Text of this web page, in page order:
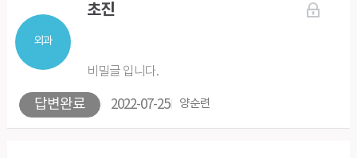
외과
초진
답변완료
비밀글 입니다.
2022-07-25 양순련